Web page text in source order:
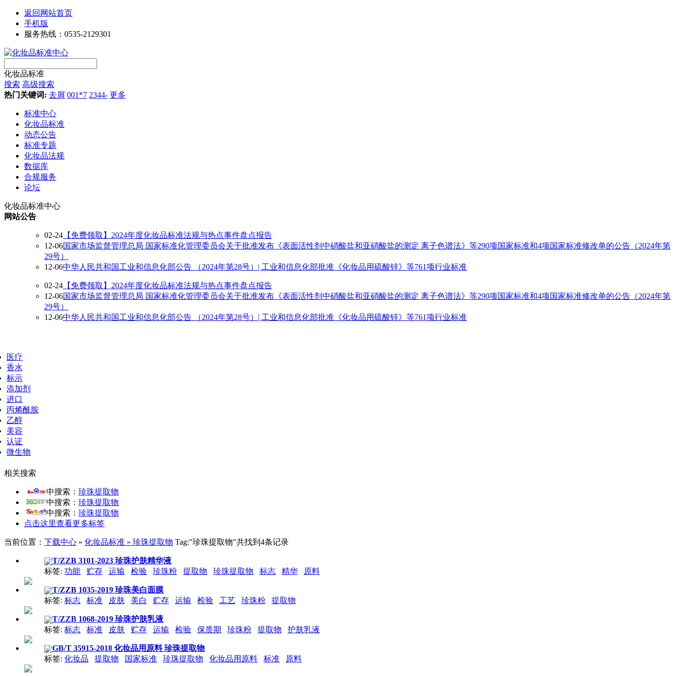
返回网站首页
手机版
服务热线：0535-2129301
化妆品标准
搜索 高级搜索
热门关键词: 去屑 001*7 2344- 更多
标准中心
化妆品标准
动态公告
标准专题
化妆品法规
数据库
合规服务
论坛
化妆品标准中心
网站公告
02-24 【免费领取】2024年度化妆品标准法规与热点事件盘点报告
12-06国家市场监督管理总局 国家标准化管理委员会关于批准发布《表面活性剂中硝酸盐和亚硝酸盐的测定 离子色谱法》等290项国家标准和4项国家标准修改单的公告（2024年第
29号）
12-06中华人民共和国工业和信息化部公告 （2024年第28号）| 工业和信息化部批准《化妆品用硫酸锌》等761项行业标准
02-24 【免费领取】2024年度化妆品标准法规与热点事件盘点报告
12-06国家市场监督管理总局 国家标准化管理委员会关于批准发布《表面活性剂中硝酸盐和亚硝酸盐的测定 离子色谱法》等290项国家标准和4项国家标准修改单的公告（2024年第
29号）
12-06中华人民共和国工业和信息化部公告 （2024年第28号）| 工业和信息化部批准《化妆品用硫酸锌》等761项行业标准
医疗
香水
标示
添加剂
进口
丙烯酰胺
乙醇
美容
认证
微生物
相关搜索
中搜索： 珍珠提取物
中搜索： 珍珠提取物
中搜索： 珍珠提取物
点击这里查看更多标签
当前位置： 下载中心 » 化妆品标准 » 珍珠提取物 Tag:"珍珠提取物"共找到4条记录
T/ZZB 3101-2023 珍珠护肤精华液
标签: 功能 贮存 运输 检验 珍珠粉 提取物 珍珠提取物 标志 精华 原料
T/ZZB 1035-2019 珍珠美白面膜
标签: 标志 标准 皮肤 美白 贮存 运输 检验 工艺 珍珠粉 提取物
T/ZZB 1068-2019 珍珠护肤乳液
标签: 标志 标准 皮肤 贮存 运输 检验 保质期 珍珠粉 提取物 护肤乳液
GB/T 35915-2018 化妆品用原料 珍珠提取物
标签: 化妆品 提取物 国家标准 珍珠提取物 化妆品用原料 标准 原料